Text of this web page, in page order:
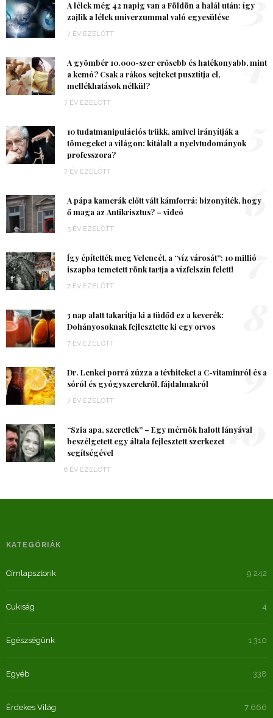
A lélek még 42 napig van a Földön a halál után: így
zajlik a lélek univerzummal való egyesülése
7 ÉV EZELŐTT
A gyömbér 10.000-szer erősebb és hatékonyabb, mint
a kemó? Csak a rákos sejteket pusztítja el,
mellékhatások nélkül?
7 ÉV EZELŐTT
4
10 tudatmanipulációs trükk, amivel irányítják a
tömegeket a világon: kitálalt a nyelvtudományok
professzora?
7 ÉV EZELŐTT
A pápa kamerák előtt vált kámforrá: bizonyíték, hogy
ő maga az Antikrisztus? – videó
5 ÉV EZELŐTT
6
Így építették meg Velencét, a “víz városát”: 10 millió
iszapba temetett rönk tartja a vízfelszín felett!
7 ÉV EZELŐTT
7
3 nap alatt takarítja ki a tüdőd ez a keverék:
Dohányosoknak fejlesztette ki egy orvos
7 ÉV EZELŐTT
Dr. Lenkei porrá zúzza a tévhiteket a C-vitaminról és a
sóról és gyógyszerekről, fájdalmakról
7 ÉV EZELŐTT
9
“Szia apa, szeretlek” – Egy mérnök halott lányával
beszélgetett egy általa fejlesztett szerkezet
segítségével
6 ÉV EZELŐTT
10
KATEGÓRIÁK
Címlapsztorik 9 242
Cukiság 4
Egészségünk 1 310
Egyéb 338
Érdekes Világ 7 666